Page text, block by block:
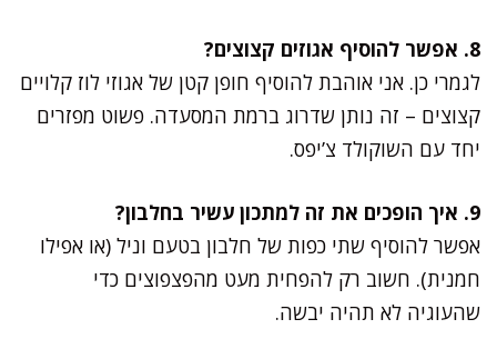
8. אפשר להוסיף אגוזים קצוצים?
לגמרי כן. אני אוהבת להוסיף חופן קטן של אגוזי לוז קלויים
קצוצים – זה נותן שדרוג ברמת המסעדה. פשוט מפזרים
יחד עם השוקולד צ’יפס.
9. איך הופכים את זה למתכון עשיר בחלבון?
אפשר להוסיף שתי כפות של חלבון בטעם וניל (או אפילו
חמנית). חשוב רק להפחית מעט מהפצפוצים כדי
שהעוגיה לא תהיה יבשה.